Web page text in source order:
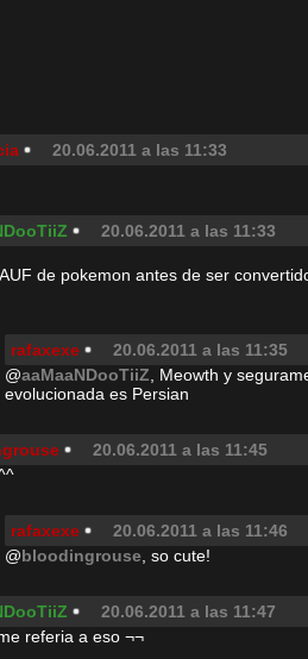
20.06.2011 a las 11:33
20.06.2011 a las 11:33
de pokemon antes de ser
rafaxexe 20.06.2011 a las 11:35
@aaMaaNDooTiiZ , Meowth y
evolucionada es Persian
20.06.2011 a las 11:45
rafaxexe 20.06.2011 a las 11:46
@bloodingrouse , so cute!
20.06.2011 a las 11:47
referia a eso ¬¬